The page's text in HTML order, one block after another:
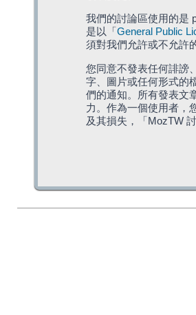
我們的討論區使用的是
是以「 General Public
須對我們允許或不允許
您同意不發表任何誹謗
字、圖片或任何形式的
們的通知。所有發表文
力。作為一個使用者，
及其損失，「MozTW